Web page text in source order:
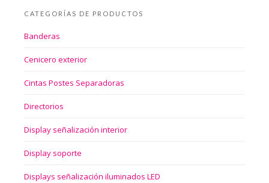
CATEGORÍAS DE PRODUCTOS
Banderas
Cenicero exterior
Cintas Postes Separadoras
Directorios
Display señalización interior
Display soporte
Displays señalización iluminados LED